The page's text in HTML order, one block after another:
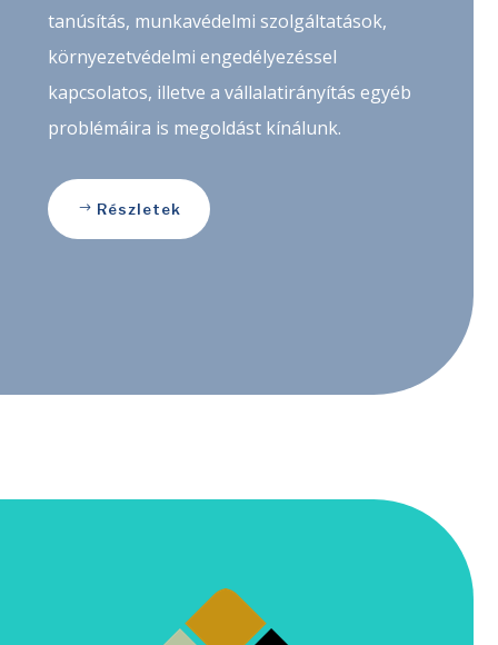
tanúsítás, munkavédelmi szolgáltatások,
környezetvédelmi engedélyezéssel
kapcsolatos, illetve a vállalatirányítás egyéb
problémáira is megoldást kínálunk.
Részletek